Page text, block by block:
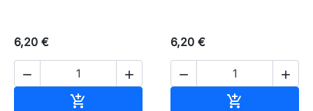
6,20 €
 

6,20 €
 
